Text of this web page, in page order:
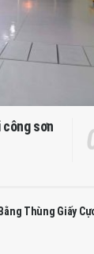
sơn
Thùng Giấy